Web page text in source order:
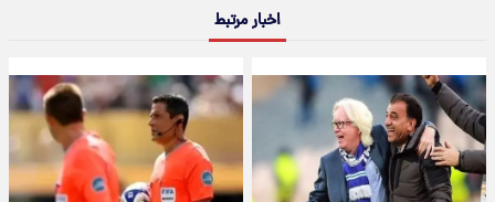
اخبار مرتبط